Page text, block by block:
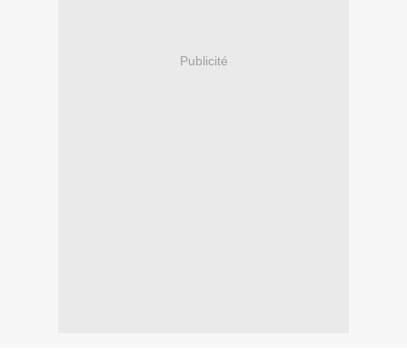
Publicité